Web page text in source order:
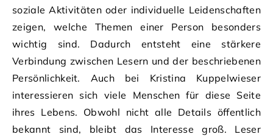
soziale Aktivitäten oder individuelle Leidenschaften
zeigen, welche Themen einer Person besonders
wichtig sind. Dadurch entsteht eine stärkere
Verbindung zwischen Lesern und der beschriebenen
Persönlichkeit. Auch bei Kristina Kuppelwieser
interessieren sich viele Menschen für diese Seite
ihres Lebens. Obwohl nicht alle Details öffentlich
bekannt sind, bleibt das Interesse groß. Leser